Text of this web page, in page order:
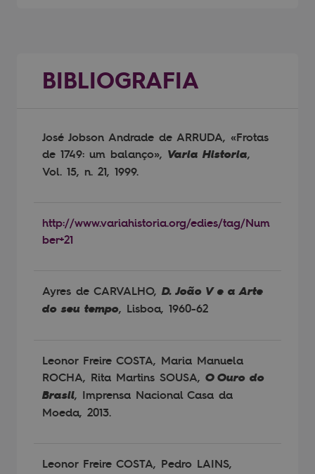
BIBLIOGRAFIA
José Jobson Andrade de ARRUDA, «Frotas
de 1749: um balanço», Varia Historia,
Vol. 15, n. 21, 1999.
http://www.variahistoria.org/edies/tag/Num
ber+21
Ayres de CARVALHO, D. João V e a Arte
do seu tempo, Lisboa, 1960-62
Leonor Freire COSTA, Maria Manuela
ROCHA, Rita Martins SOUSA, O Ouro do
Brasil, Imprensa Nacional Casa da
Moeda, 2013.
Leonor Freire COSTA, Pedro LAINS,